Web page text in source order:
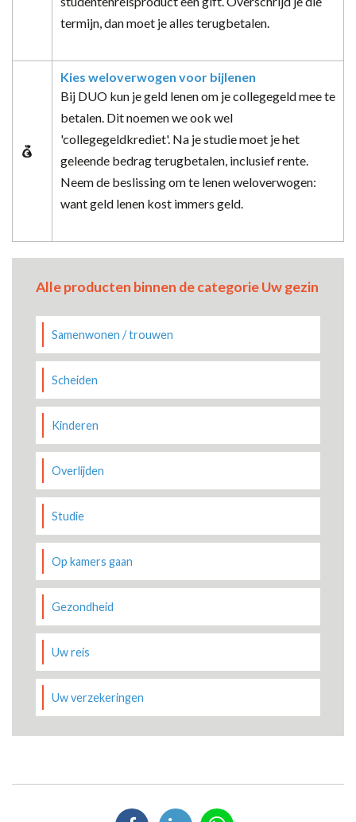
termijn, dan moet je alles terugbetalen.
Kies weloverwogen voor bijlenen
Bij DUO kun je geld lenen om je collegegeld mee te
betalen. Dit noemen we ook wel
'collegegeldkrediet'. Na je studie moet je het
geleende bedrag terugbetalen, inclusief rente.
Neem de beslissing om te lenen weloverwogen:
want geld lenen kost immers geld.
Alle producten binnen de categorie Uw gezin
Samenwonen / trouwen
Scheiden
Kinderen
Overlijden
Studie
Op kamers gaan
Gezondheid
Uw reis
Uw verzekeringen